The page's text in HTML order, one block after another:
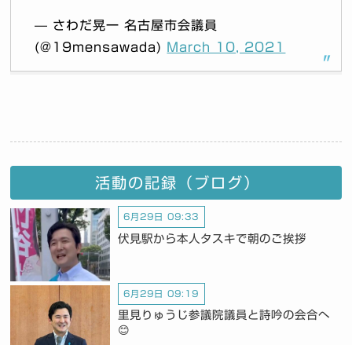
— さわだ晃一 名古屋市会議員
(@19mensawada) March 10, 2021
活動の記録（ブログ）
6月29日 09:33
伏見駅から本人タスキで朝のご挨拶
6月29日 09:19
里見りゅうじ参議院議員と詩吟の会合へ
😊